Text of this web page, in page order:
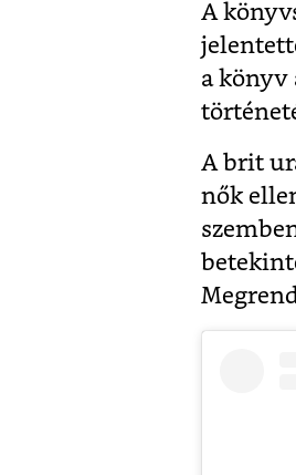
A
a könyv
A brit
nők